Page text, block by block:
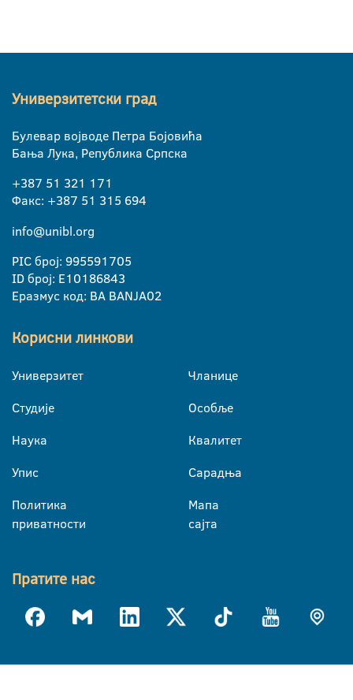
Универзитетски град
Булевар војводе Петра Бојовића
Бања Лука, Република Српска
+387 51 321 171
Факс: +387 51 315 694
info@unibl.org
PIC број: 995591705
ID број: E10186843
Еразмус код: BA BANJA02
Корисни линкови
Универзитет
Студије
Наука
Упис
Политика
приватности
Чланице
Особље
Квалитет
Сарадња
Мапа
сајта
Пратите нас